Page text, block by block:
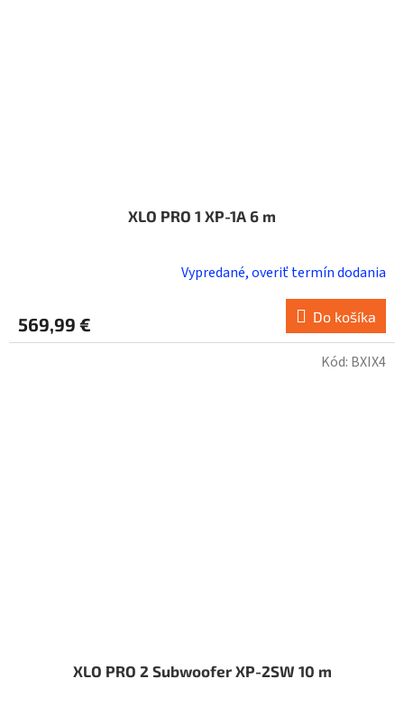
XLO PRO 1 XP-1A 6 m
Vypredané, overiť termín dodania
569,99 € Do košíka
XLO PRO 2 Subwoofer XP-2SW 10 m
Kód: BXIX4